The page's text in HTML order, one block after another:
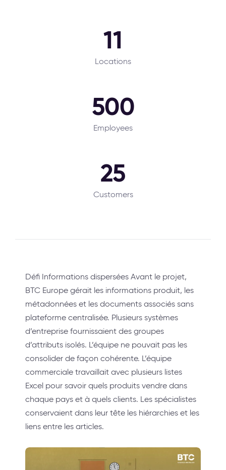
11
Locations
500
Employees
25
Customers
Défi Informations dispersées Avant le projet,
BTC Europe gérait les informations produit, les
métadonnées et les documents associés sans
plateforme centralisée. Plusieurs systèmes
d’entreprise fournissaient des groupes
d’attributs isolés. L’équipe ne pouvait pas les
consolider de façon cohérente. L’équipe
commerciale travaillait avec plusieurs listes
Excel pour savoir quels produits vendre dans
chaque pays et à quels clients. Les spécialistes
conservaient dans leur tête les hiérarchies et les
liens entre les articles.